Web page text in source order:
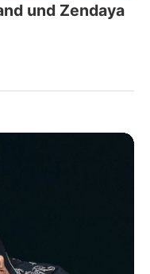
und Zendaya